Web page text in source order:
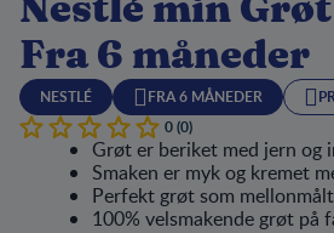
Nestlé min
Fra 6 måneder
NESTLÉ FRA 6 MÅNEDER
0 (0)
Grøt er beriket med jern og
Smaken er myk og kremet
Perfekt grøt som
100% velsmakende grøt på